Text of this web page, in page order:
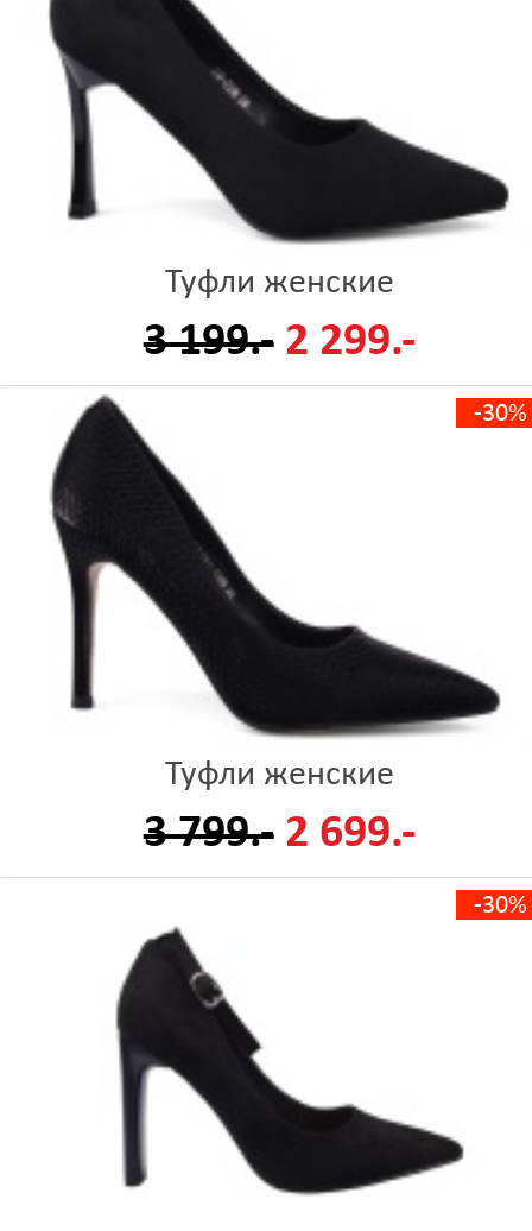
Туфли женские
3 199.- 2 299.-
-30%
Туфли женские
3 799.- 2 699.-
-30%